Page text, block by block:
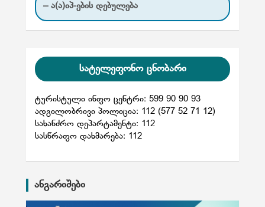
– ა(ა)იპ-ების დებულება
სატელეფონო ცნობარი
ტურისტული ინფო ცენტრი: 599 90 90 93
ადგილობრივი პოლიცია: 112 (577 52 71 12)
სახანძრო დეპარტამენტი: 112
სასწრაფო დახმარება: 112
ანგარიშები